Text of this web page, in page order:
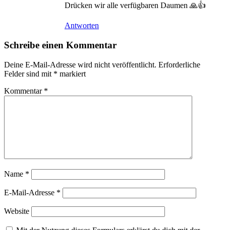
Drücken wir alle verfügbaren Daumen 🙏👍
Antworten
Schreibe einen Kommentar
Deine E-Mail-Adresse wird nicht veröffentlicht. Erforderliche
Felder sind mit * markiert
Kommentar *
Name *
E-Mail-Adresse *
Website